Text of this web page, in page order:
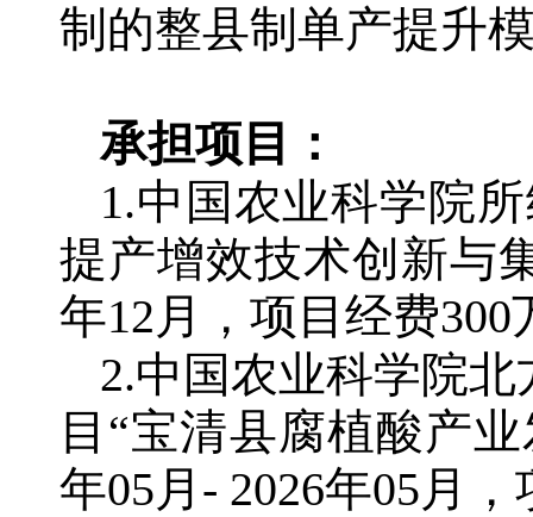
制的整县制单产提升
承担项目：
1.中国农业科学院
提产增效技术创新与
年12月，项目经费300
2.中国农业科学院
目“宝清县腐植酸产
年05月- 2026年05月